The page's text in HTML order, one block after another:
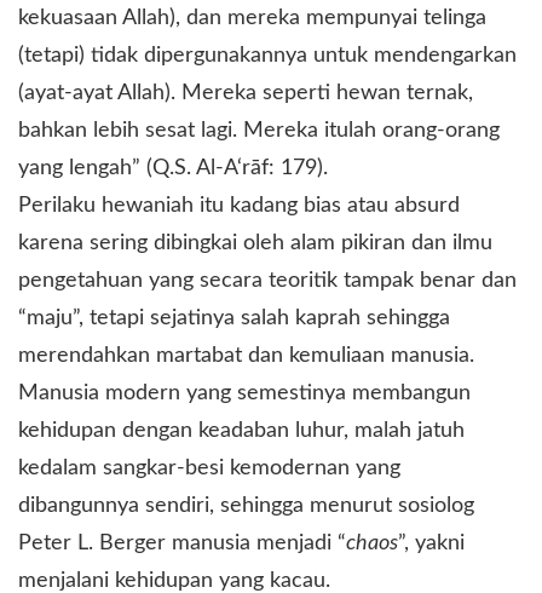
kekuasaan Allah), dan mereka mempunyai telinga
(tetapi) tidak dipergunakannya untuk mendengarkan
(ayat-ayat Allah). Mereka seperti hewan ternak,
bahkan lebih sesat lagi. Mereka itulah orang-orang
yang lengah” (Q.S. Al-A‘rāf: 179).
Perilaku hewaniah itu kadang bias atau absurd
karena sering dibingkai oleh alam pikiran dan ilmu
pengetahuan yang secara teoritik tampak benar dan
“maju”, tetapi sejatinya salah kaprah sehingga
merendahkan martabat dan kemuliaan manusia.
Manusia modern yang semestinya membangun
kehidupan dengan keadaban luhur, malah jatuh
kedalam sangkar-besi kemodernan yang
dibangunnya sendiri, sehingga menurut sosiolog
Peter L. Berger manusia menjadi “chaos”, yakni
menjalani kehidupan yang kacau.